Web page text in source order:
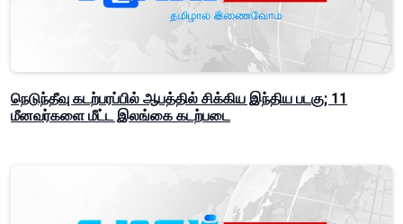
நெடுந்தீவு கடற்பரப்பில் ஆபத்தில் சிக்கிய இந்திய படகு; 11
மீனவர்களை மீட்ட இலங்கை கடற்படை